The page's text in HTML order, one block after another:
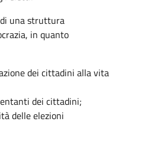
una struttura
in quanto
dei cittadini alla vita
dei cittadini;
delle elezioni